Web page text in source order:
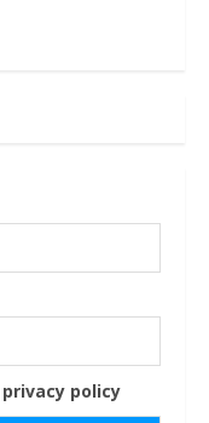
policy